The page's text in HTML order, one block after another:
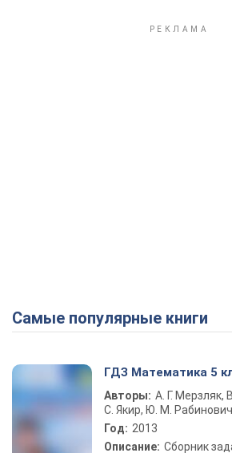
Самые популярные книги
ГДЗ Математика 5
Авторы: А. Г. Мерзляк,
С. Якир, Ю. М. Рабинович
Год: 2013
Описание: Сборник